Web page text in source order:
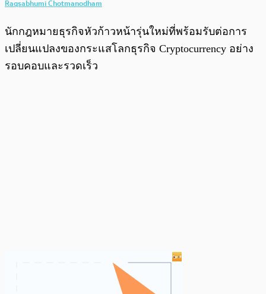
Raqsabhumi Chotmanodham
นักกฎหมายธุรกิจหัวก้าวหน้ารุ่นใหม่ที่พร้อมรับต่อการ
เปลี่ยนแปลงของกระแสโลกธุรกิจ Cryptocurrency อย่าง
รอบคอบและรวดเร็ว